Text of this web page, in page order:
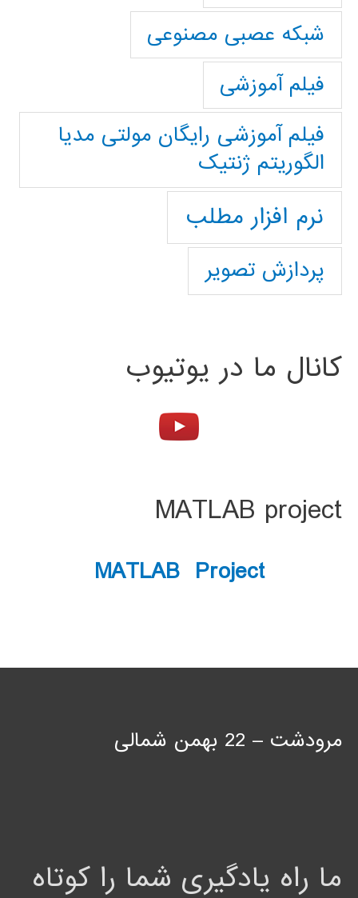
شبکه عصبی مصنوعی
فیلم آموزشی
فیلم آموزشی رایگان مولتی مدیا
الگوریتم ژنتیک
نرم افزار مطلب
پردازش تصویر
کانال ما در یوتیوب
MATLAB project
MATLAB Project
مرودشت – 22 بهمن شمالی
ما راه یادگیری شما را کوتاه